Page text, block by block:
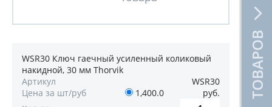
WSR30 Ключ гаечный усиленный коликовый
накидной, 30 мм Thorvik
Артикул
WSR30
Цена за шт/руб
1,400.0
руб.